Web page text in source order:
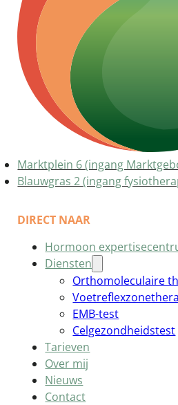
Marktplein 6 (ingang
Blauwgras 2 (ingang
DIRECT NAAR
Hormoon
Diensten
Orthomoleculaire
EMB-test
Celgezondheidstest
Tarieven
Over mij
Nieuws
Contact